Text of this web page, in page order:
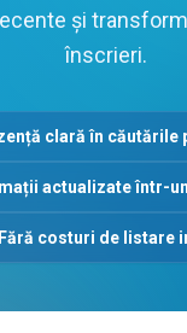
și
înscrieri.
clară în căutările
actualizate într-
costuri de listare